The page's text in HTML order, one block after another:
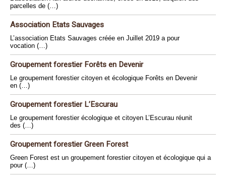
parcelles de (…)
Association Etats Sauvages
L’association Etats Sauvages créée en Juillet 2019 a pour
vocation (…)
Groupement forestier Forêts en Devenir
Le groupement forestier citoyen et écologique Forêts en Devenir
en (…)
Groupement forestier L’Escurau
Le groupement forestier écologique et citoyen L’Escurau réunit
des (…)
Groupement forestier Green Forest
Green Forest est un groupement forestier citoyen et écologique qui a
pour (…)